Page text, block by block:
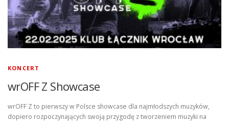
KONCERT
wrOFF Z Showcase
wrOFF Z to pierwszy w Polsce showcase dla najmłodszych muzyków,
dopiero rozpoczynających swoją przygodę z tworzeniem muzyki na